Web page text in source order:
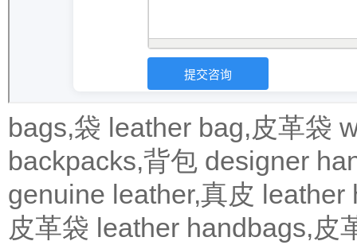
bags,袋 leather bag,皮革袋
backpacks,背包 designer
genuine leather,真皮 leather
皮革袋 leather handbags,皮